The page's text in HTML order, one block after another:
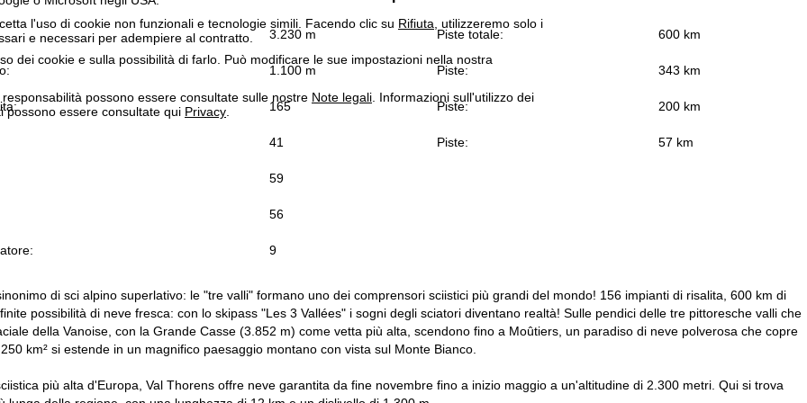
l'uso di cookie non funzionali e tecnologie simili. Facendo clic su Rifiuta , utilizzeremo solo i
e necessari per adempiere al contratto.
dei cookie e sulla possibilità di farlo. Può modificare le sue impostazioni nella nostra
possono essere consultate sulle nostre Note legali. Informazioni sull'utilizzo dei
possono essere consultate qui Privacy.
3.230 m Piste totale: 600 km
1.100 m Piste: 343 km
165 Piste: 200 km
41 Piste: 57 km
59
56
9
di sci alpino superlativo: le "tre valli" formano uno dei comprensori sciistici più grandi del mondo! 156 impianti di risalita, 600 km di
possibilità di neve fresca: con lo skipass "Les 3 Vallées" i sogni degli sciatori diventano realtà! Sulle pendici delle tre pittoresche valli che
della Vanoise, con la Grande Casse (3.852 m) come vetta più alta, scendono fino a Moûtiers, un paradiso di neve polverosa che copre
km² si estende in un magnifico paesaggio montano con vista sul Monte Bianco.
più alta d'Europa, Val Thorens offre neve garantita da fine novembre fino a inizio maggio a un'altitudine di 2.300 metri. Qui si trova